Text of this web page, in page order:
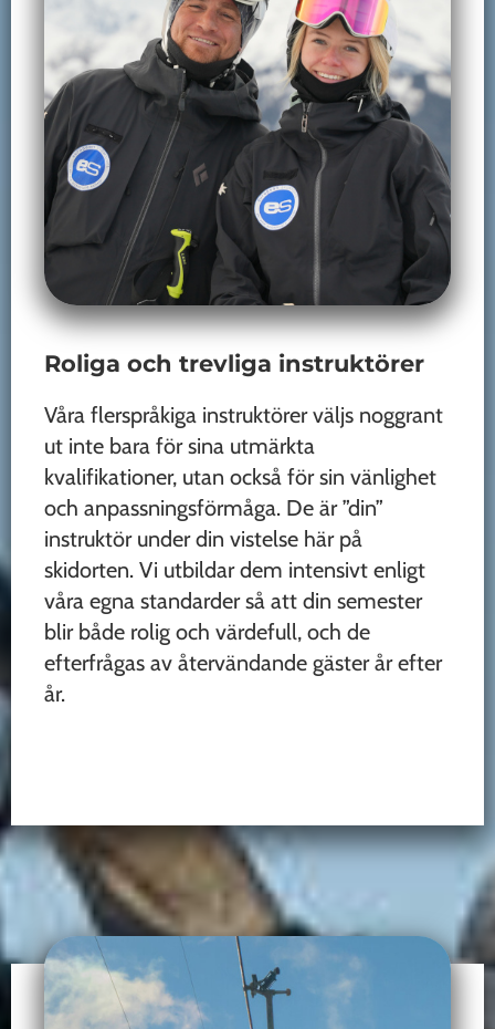
Roliga och trevliga instruktörer
Våra flerspråkiga instruktörer väljs noggrant
ut inte bara för sina utmärkta
kvalifikationer, utan också för sin vänlighet
och anpassningsförmåga. De är ”din”
instruktör under din vistelse här på
skidorten. Vi utbildar dem intensivt enligt
våra egna standarder så att din semester
blir både rolig och värdefull, och de
efterfrågas av återvändande gäster år efter
år.